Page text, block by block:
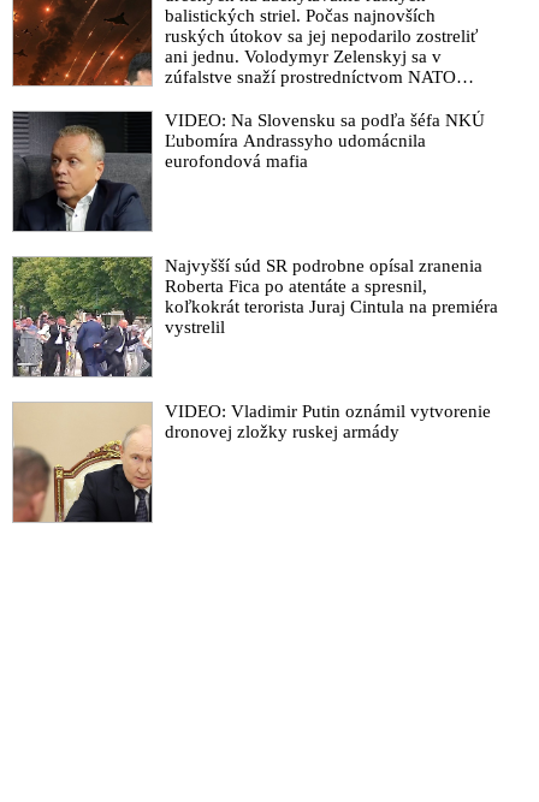
balistických striel. Počas najnovších
ruských útokov sa jej nepodarilo zostreliť
ani jednu. Volodymyr Zelenskyj sa v
zúfalstve snaží prostredníctvom NATO
VIDEO: Na Slovensku sa podľa šéfa NKÚ
Ľubomíra Andrassyho udomácnila
eurofondová mafia
Najvyšší súd SR podrobne opísal zranenia
Roberta Fica po atentáte a spresnil,
koľkokrát terorista Juraj Cintula na premiéra
vystrelil
VIDEO: Vladimir Putin oznámil vytvorenie
dronovej zložky ruskej armády